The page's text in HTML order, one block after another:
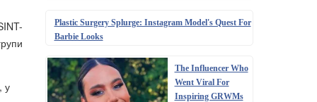
у
Plastic Surgery Splurge: Instagram Model's Quest For
Barbie Looks
The Influencer Who
Went Viral For
Inspiring GRWMs